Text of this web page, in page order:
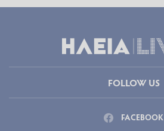
FOLLOW US
FACEBOOK